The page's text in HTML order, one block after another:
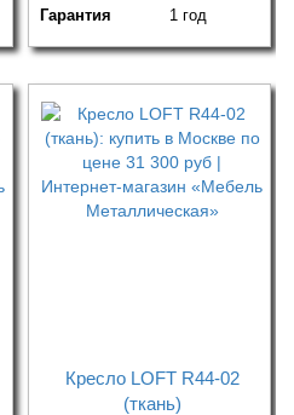
Гарантия
1 год
Кресло LOFT R44-02
(ткань)